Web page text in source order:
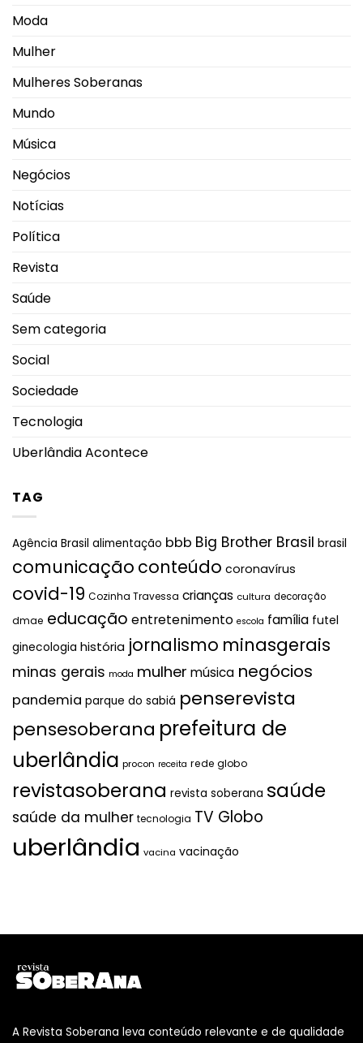
Moda
Mulher
Mulheres Soberanas
Mundo
Música
Negócios
Notícias
Política
Revista
Saúde
Sem categoria
Social
Sociedade
Tecnologia
Uberlândia Acontece
TAG
Agência Brasil alimentação bbb Big Brother Brasil brasil
comunicação conteúdo coronavírus
covid-19 Cozinha Travessa crianças cultura decoração
dmae educação entretenimento escola família futel
ginecologia história jornalismo minasgerais
minas gerais moda mulher música negócios
pandemia parque do sabiá penserevista
pensesoberana prefeitura de
uberlândia procon receita rede globo
revistasoberana revista soberana saúde
saúde da mulher tecnologia TV Globo
uberlândia vacina vacinação
A Revista Soberana leva conteúdo relevante e de qualidade